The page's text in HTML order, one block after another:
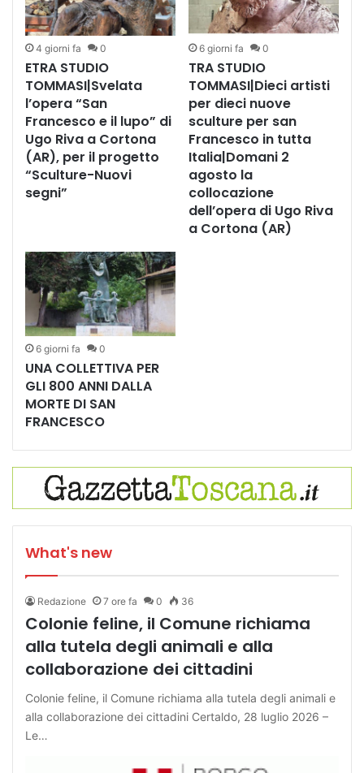
Camaiore
4 giorni fa 0
ETRA STUDIO
TOMMASI|Svelata
l’opera “San
Francesco e il lupo” di
Ugo Riva a Cortona
(AR), per il progetto
“Sculture-Nuovi
segni”
6 giorni fa 0
TRA STUDIO
TOMMASI|Dieci artisti
per dieci nuove
sculture per san
Francesco in tutta
Italia|Domani 2
agosto la
collocazione
dell’opera di Ugo Riva
a Cortona (AR)
6 giorni fa 0
UNA COLLETTIVA PER
GLI 800 ANNI DALLA
MORTE DI SAN
FRANCESCO
What's new
Redazione 7 ore fa 0 36
Colonie feline, il Comune richiama
alla tutela degli animali e alla
collaborazione dei cittadini
Colonie feline, il Comune richiama alla tutela degli animali e
alla collaborazione dei cittadini Certaldo, 28 luglio 2026 –
Le…